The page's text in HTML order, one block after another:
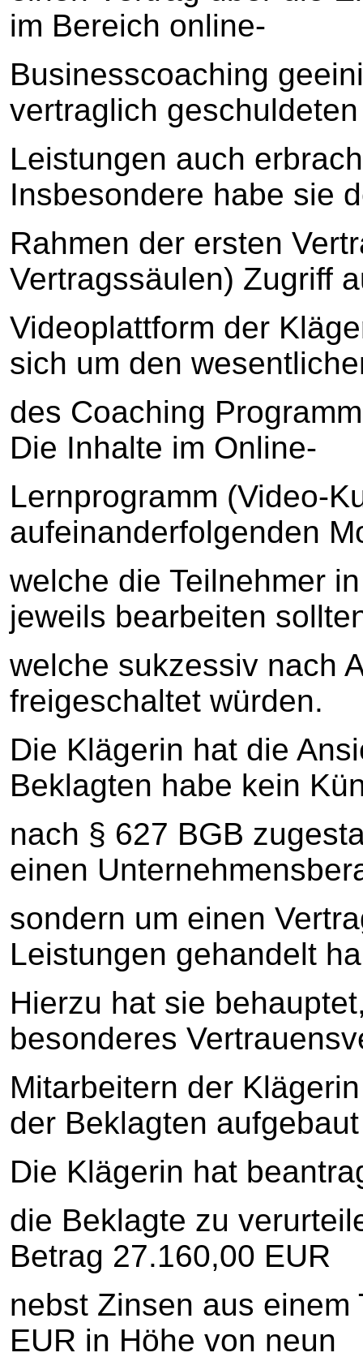
im Bereich online-
Businesscoaching
vertraglich geschuldeten
Leistungen auch
Insbesondere habe sie
Rahmen der ersten
Vertragssäulen) Zugriff
Videoplattform der
sich um den
des Coaching
Die Inhalte im Online-
Lernprogramm (Video-
aufeinanderfolgenden
welche die Teilnehmer
jeweils bearbeiten
welche sukzessiv nach
freigeschaltet würden.
Die Klägerin hat die
Beklagten habe kein
nach § 627 BGB
einen
sondern um einen
Leistungen gehandelt
Hierzu hat sie
besonderes
Mitarbeitern der
der Beklagten
Die Klägerin hat
die Beklagte zu
Betrag 27.160,00 EUR
nebst Zinsen aus
EUR in Höhe von neun